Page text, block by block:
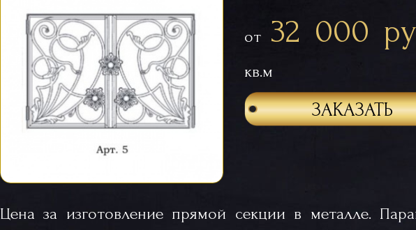
от 32 000
кв.м
ЗАКАЗАТЬ
Цена за изготовление прямой секции в металле.